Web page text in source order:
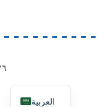
© ٢٠٢٦
العربية